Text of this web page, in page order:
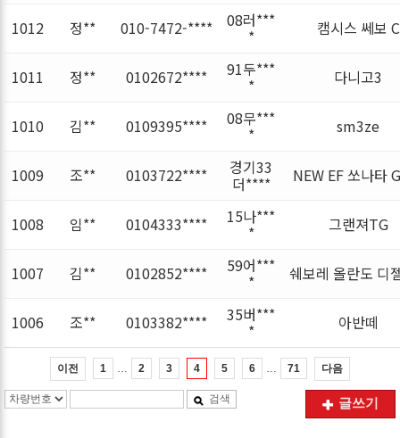
1012 정** 010-7472-**** 08러***
* 캠시스 쎄보 C
1011 정** 0102672**** 91두***
* 다니고3
1010 김** 0109395**** 08무***
* sm3ze
1009 조** 0103722**** 경기33
더**** NEW EF 쏘나타
1008 임** 0104333**** 15나***
* 그랜져TG
1007 김** 0102852**** 59어***
* 쉐보레 올란도 디
1006 조** 0103382**** 35버***
* 아반떼
이전 1 2 3 4 5 6 71 다음
검색 글쓰기